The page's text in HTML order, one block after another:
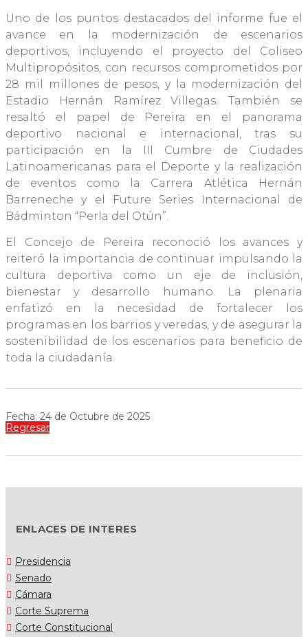
Uno de los puntos destacados del informe fue el
avance en la modernización de escenarios
deportivos, incluyendo el proyecto del Coliseo
Multipropósitos, con recursos comprometidos por
28 mil millones de pesos, y la modernización del
Estadio Hernán Ramírez Villegas. También se
resaltó el papel de Pereira en el panorama
deportivo nacional e internacional, tras su
participación en la III Cumbre de Ciudades
Latinoamericanas para el Deporte y la realización
de eventos como la Carrera Atlética Hernán
Barreneche y el Future Series Internacional de
Bádminton “Perla del Otún”.
El Concejo de Pereira reconoció los avances y
reiteró la importancia de continuar impulsando la
cultura deportiva como un eje de inclusión,
bienestar y desarrollo humano. La plenaria
enfatizó en la necesidad de fortalecer los
programas en los barrios y veredas, y de asegurar la
sostenibilidad de los escenarios para beneficio de
toda la ciudadanía.
Fecha: 24 de Octubre de 2025
Regresar
ENLACES DE INTERES
Presidencia
Senado
Cámara
Corte Suprema
Corte Constitucional